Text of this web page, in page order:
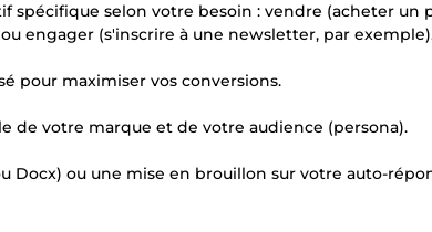
spécifique selon votre besoin : vendre (acheter un
engager (s'inscrire à une newsletter, par
pour maximiser vos conversions.
de votre marque et de votre audience (persona).
Docx) ou une mise en brouillon sur votre auto-